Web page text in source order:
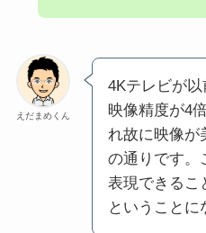
えだまめくん
4Kテレビが
映像精度が4
れ故に映像が
の通りです。
表現できるこ
ということに